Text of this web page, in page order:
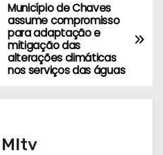
Município de Chaves
assume compromisso
para adaptação e
mitigação das
alterações climáticas
nos serviços das águas
MItv